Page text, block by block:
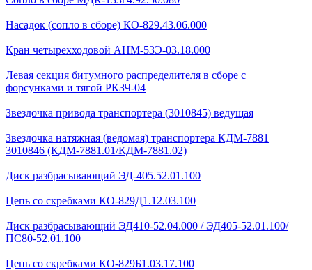
Насадок (сопло в сборе) КО-829.43.06.000
Кран четырехходовой AHМ-53Э-03.18.000
Левая секция битумного распределителя в сборе с
форсунками и тягой РКЗЧ-04
Звездочка привода транспортера (3010845) ведущая
Звездочка натяжная (ведомая) транспортера КДМ-7881
3010846 (КДМ-7881.01/КДМ-7881.02)
Диск разбрасывающий ЭД-405.52.01.100
Цепь со скребками КО-829Д1.12.03.100
Диск разбрасывающий ЭД410-52.04.000 / ЭД405-52.01.100/
ПС80-52.01.100
Цепь со скребками КО-829Б1.03.17.100